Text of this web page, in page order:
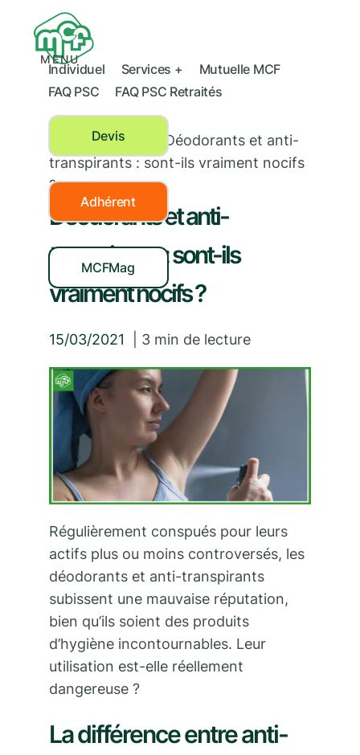
MENU
Individuel Services +
Mutuelle MCF
FAQ PSC
FAQ PSC Retraités
Devis
Adhérent
MCFMag
Soin de la peau
Déodorants et anti-
transpirants : sont-ils vraiment nocifs
?
Déodorants et anti-
transpirants : sont-ils
vraiment nocifs ?
15/03/2021 3 min de lecture
Régulièrement conspués pour leurs
actifs plus ou moins controversés, les
déodorants et anti-transpirants
subissent une mauvaise réputation,
bien qu’ils soient des produits
d’hygiène incontournables. Leur
utilisation est-elle réellement
dangereuse ?
La différence entre anti-